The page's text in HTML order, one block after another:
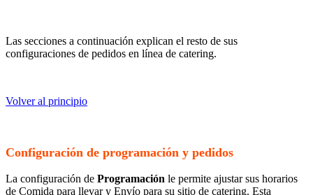
Las secciones a continuación explican el resto de sus
configuraciones de pedidos en línea de catering.
Volver al principio
Configuración de programación y pedidos
La configuración de Programación le permite ajustar sus horarios
de Comida para llevar y Envío para su sitio de catering. Esta